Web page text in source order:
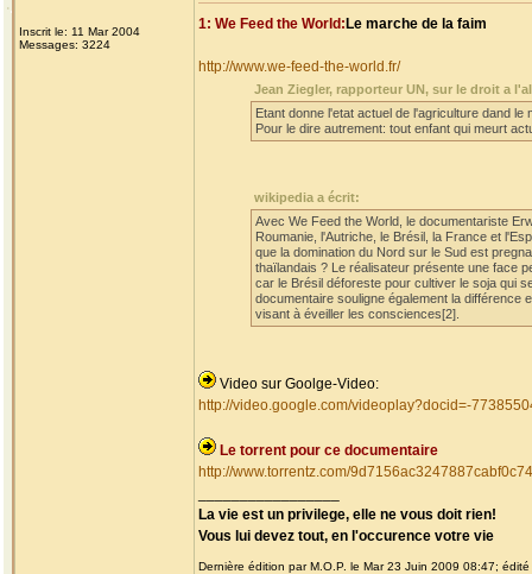
Inscrit le: 11 Mar 2004
Messages: 3224
1: We Feed the World: Le marche de la faim
http://www.we-feed-the-world.fr/
Jean Ziegler, rapporteur UN, sur le droit a
Etant donne l'etat actuel de l'agriculture dand
Pour le dire autrement: tout enfant qui meurt
wikipedia a écrit:
Avec We Feed the World, le documentariste
Roumanie, l'Autriche, le Brésil, la France et
que la domination du Nord sur le Sud est
thaïlandais ? Le réalisateur présente une face
car le Brésil déforeste pour cultiver le soja qui
documentaire souligne également la différence
visant à éveiller les consciences[2].
Video sur Goolge-Video:
http://video.google.com/videoplay?docid=-
Le torrent pour ce documentaire
http://www.torrentz.com/
La vie est un privilege, elle ne vous doit rien!
Vous lui devez tout, en l'occurence votre vie
Dernière édition par M.O.P. le Mar 23 Juin 2009 08:47;